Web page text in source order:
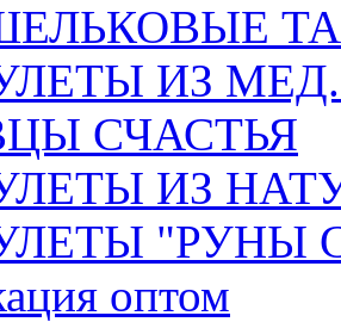
ИЗ
СЧАСТЬЯ
ИЗ
"РУНЫ
оптом